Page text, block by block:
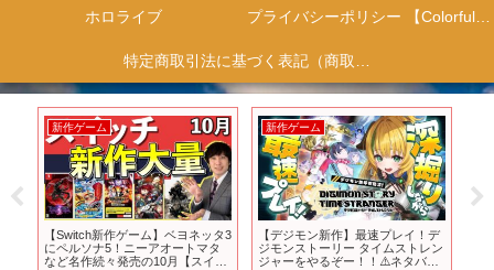
ホロライブ プライバシーポリシー 【Colorful Creation】
特定商取引法に基づく表記（商取引に関する開示）
新作ゲーム
【Switch新作ゲーム】ベヨネッタ3
にペルソナ5！ニーアオートマタ
など名作続々発売の10月【スイッ
新作ゲーム
【デジモン新作】最速プレイ！デ
ジモンストーリー タイムストレン
ジャーをやるぞー！！⚠️ネタバレ